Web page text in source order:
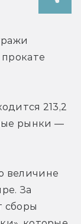
213,2
рынки —
величине
За
сборы